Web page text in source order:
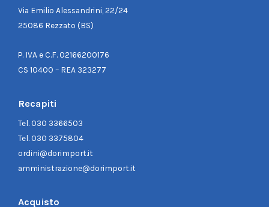
Via Emilio Alessandrini, 22/24
25086 Rezzato (BS)
P. IVA e C.F. 02166200176
CS 10400 – REA 323277
Recapiti
Tel.030 3366503
Tel.030 3375804
ordini@dorimport.it
amministrazione@dorimport.it
Acquisto